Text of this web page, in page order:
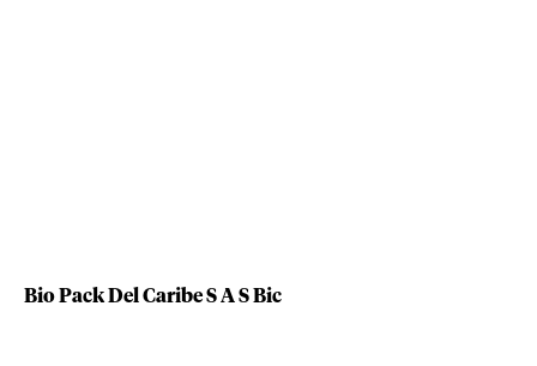
Bio Pack Del Caribe S A S Bic